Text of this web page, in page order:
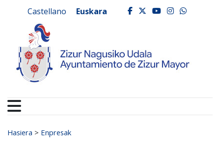
Ayuntamiento de
Castellano Euskara facebook
twitter
youtube
Search for:
Hasiera > Enpresak